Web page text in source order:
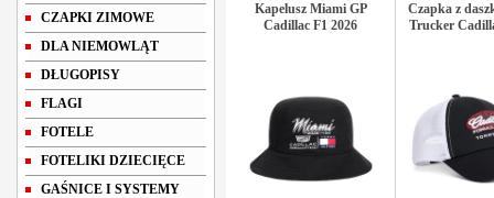
CZAPKI ZIMOWE
DLA NIEMOWLĄT
DŁUGOPISY
FLAGI
FOTELE
FOTELIKI DZIECIĘCE
GAŚNICE I SYSTEMY
Kapelusz Miami GP
Cadillac F1 2026
Czapka z
Trucker